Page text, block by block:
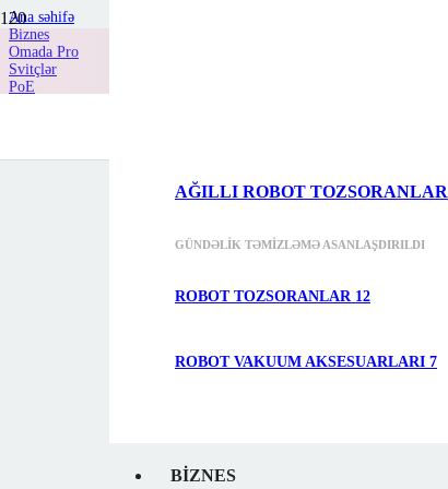
AĞILLI ROBOT TOZSORANLAR
GÜNDƏLIK TƏMIZLƏMƏ ASANLAŞDIRILDI
ROBOT TOZSORANLAR 12
ROBOT VAKUUM AKSESUARLARI 7
BIZNES
Ana səhifə
Biznes
Omada Pro
Svitçlər
PoE